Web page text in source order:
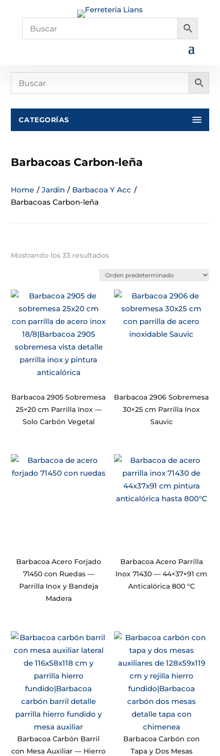
CATEGORÍAS
Barbacoas Carbon-leña
Home / Jardin / Barbacoa Y Acc /
Barbacoas Carbon-leña
Mostrando los 33 resultados
Barbacoa 2905 Sobremesa
25×20 cm Parrilla Inox —
Solo Carbón Vegetal
Barbacoa 2906 Sobremesa
30×25 cm Parrilla Inox
Sauvic
Barbacoa Acero Forjado
71450 con Ruedas —
Parrilla Inox y Bandeja
Madera
Barbacoa Acero Parrilla
Inox 71430 — 44×37×91 cm
Anticalórica 800 °C
Barbacoa Carbón Barril
con Mesa Auxiliar — Hierro
Barbacoa Carbón con
Tapa y Dos Mesas